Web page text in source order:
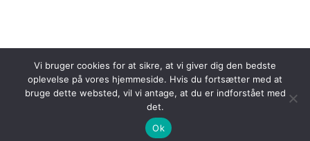
Vi bruger cookies for at sikre, at vi giver dig den bedste
oplevelse på vores hjemmeside. Hvis du fortsætter med at
bruge dette websted, vil vi antage, at du er indforstået med
det.
Ok